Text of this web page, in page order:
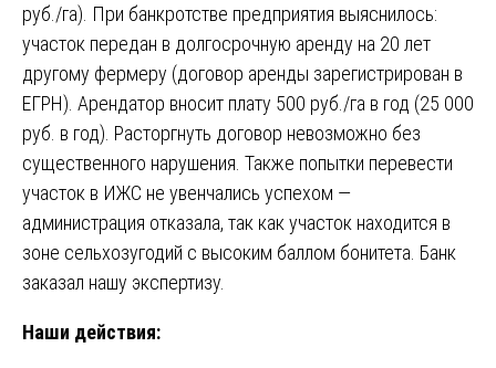
руб./га). При банкротстве предприятия выяснилось:
участок передан в долгосрочную аренду на 20 лет
другому фермеру (договор аренды зарегистрирован в
ЕГРН). Арендатор вносит плату 500 руб./га в год (25 000
руб. в год). Расторгнуть договор невозможно без
существенного нарушения. Также попытки перевести
участок в ИЖС не увенчались успехом —
администрация отказала, так как участок находится в
зоне сельхозугодий с высоким баллом бонитета. Банк
заказал нашу экспертизу.
Наши действия: